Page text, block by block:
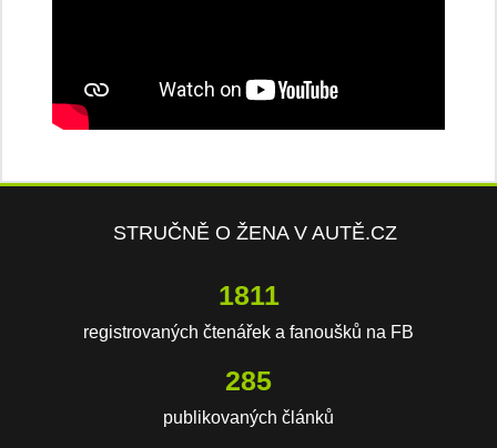
STRUČNĚ O ŽENA V AUTĚ.CZ
3759
registrovaných čtenářek a fanoušků na FB
593
publikovaných článků